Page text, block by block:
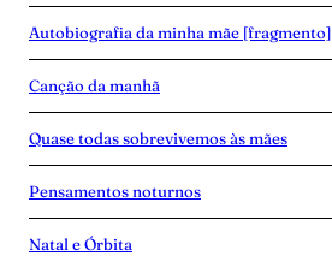
Autobiografia da minha mãe [fragmento]
Canção da manhã
Quase todas sobrevivemos às mães
Pensamentos noturnos
Natal e Órbita